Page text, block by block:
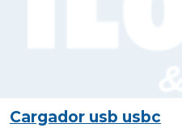
Cargador usb usbc